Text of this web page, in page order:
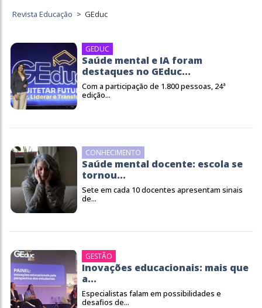
Revista Educação > GEduc
GEDUC
Saúde mental e IA foram
destaques no GEduc...
Com a participação de 1.800 pessoas, 24ª
edição...
CONHECIMENTO
Saúde mental docente: escola se
tornou...
Sete em cada 10 docentes apresentam sinais
de...
GESTÃO
Inovações educacionais: mais que
a...
Especialistas falam em possibilidades e
desafios de...